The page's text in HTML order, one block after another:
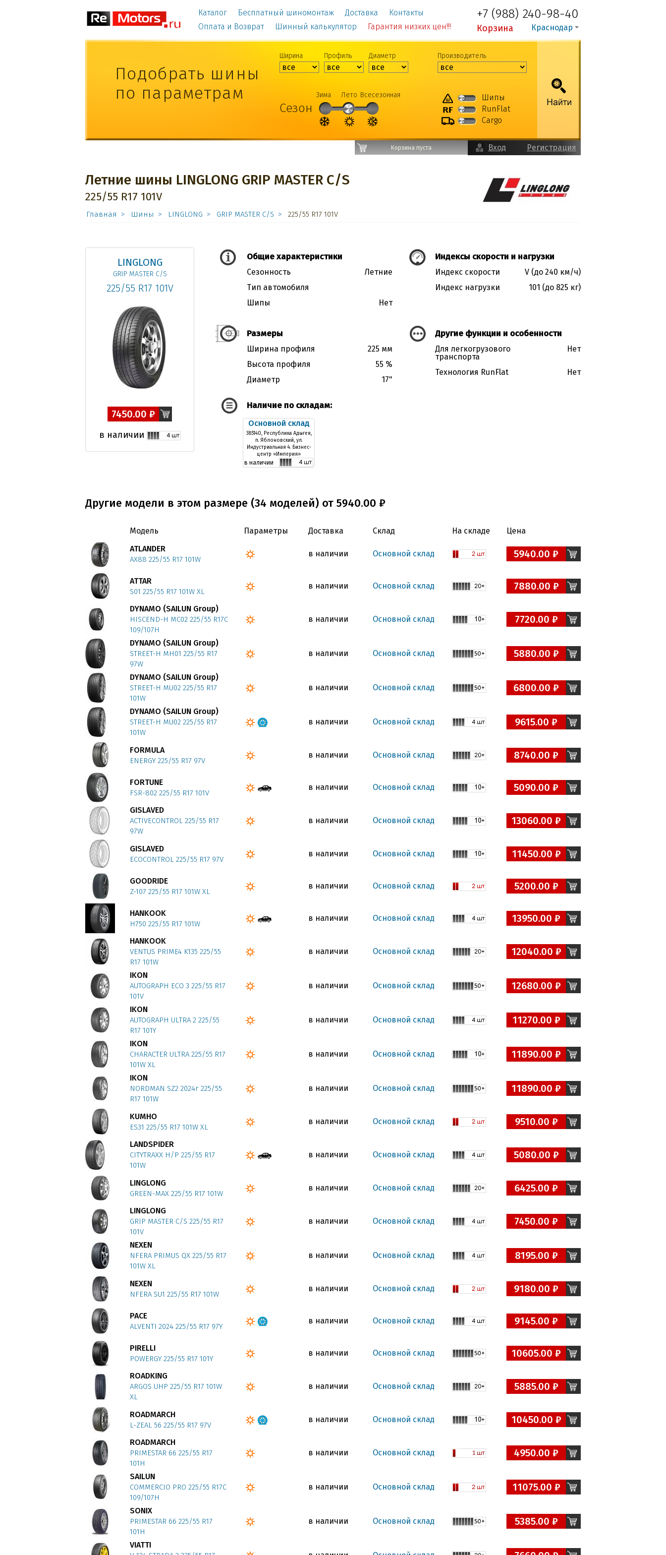
Каталог Бесплатный шиномонтаж Доставка
Контакты
Оплата и Возврат
Шинный калькулятор Гарантия низких цен!!!
+7 (988) 240-98-40
Корзина Краснодар
Подобрать шины
по параметрам
Ширина Профиль Диаметр Производитель
Сезон
Зима Лето Всесезонная
Шипы
RunFlat
Cargo
Вход Регистрация
Корзина пуста
Летние шины LINGLONG GRIP MASTER C/S
225/55 R17 101V
Главная Шины LINGLONG GRIP MASTER C/S 225/55 R17 101V
LINGLONG
GRIP MASTER C/S
225/55 R17 101V
7450.00 ₽
в наличии
Общие характеристики
Сезонность
Летние
Тип автомобиля
Шипы
Нет
Индексы скорости и нагрузки
Индекс скорости
V (до 240 км/ч)
Индекс нагрузки
101 (до 825 кг)
Размеры
Ширина профиля
225 мм
Высота профиля
55 %
Диаметр
17"
Другие функции и особенности
Для легкогрузового
транспорта
Нет
Технология RunFlat Нет
Наличие по складам:
Основной склад
385140, Республика Адыгея,
п. Яблоновский, ул.
Индустриальная 4. Бизнес-
центр «Империя»
в наличии
Другие модели в этом размере (34 моделей) от 5940.00 ₽
Модель Параметры Доставка Склад На складе
Цена
ATLANDER
AX88 225/55 R17 101W
в наличии Основной склад 5940.00 ₽
ATTAR
S01 225/55 R17 101W XL
в наличии Основной склад 7880.00 ₽
DYNAMO (SAILUN Group)
HISCEND-H MC02 225/55 R17C
109/107H
в наличии Основной склад 7720.00 ₽
DYNAMO (SAILUN Group)
STREET-H MH01 225/55 R17
97W
в наличии Основной склад 5880.00 ₽
DYNAMO (SAILUN Group)
STREET-H MU02 225/55 R17
101W
в наличии Основной склад 6800.00 ₽
DYNAMO (SAILUN Group)
STREET-H MU02 225/55 R17
101W
в наличии Основной склад 9615.00 ₽
FORMULA
ENERGY 225/55 R17 97V
в наличии Основной склад 8740.00 ₽
FORTUNE
FSR-802 225/55 R17 101V
в наличии Основной склад 5090.00 ₽
GISLAVED
ACTIVECONTROL 225/55 R17
97W
в наличии Основной склад 13060.00 ₽
GISLAVED
ECOCONTROL 225/55 R17 97V
в наличии Основной склад 11450.00 ₽
GOODRIDE
Z-107 225/55 R17 101W XL
в наличии Основной склад 5200.00 ₽
HANKOOK
H750 225/55 R17 101W
в наличии Основной склад 13950.00 ₽
HANKOOK
VENTUS PRIME4 K135 225/55
R17 101W
в наличии Основной склад 12040.00 ₽
IKON
AUTOGRAPH ECO 3 225/55 R17
101V
в наличии Основной склад 12680.00 ₽
IKON
AUTOGRAPH ULTRA 2 225/55
R17 101Y
в наличии Основной склад 11270.00 ₽
IKON
CHARACTER ULTRA 225/55 R17
101W XL
в наличии Основной склад 11890.00 ₽
IKON
NORDMAN SZ2 2024г 225/55
R17 101W
в наличии Основной склад 11890.00 ₽
KUMHO
ES31 225/55 R17 101W XL
в наличии Основной склад 9510.00 ₽
LANDSPIDER
CITYTRAXX H/P 225/55 R17
101W
в наличии Основной склад 5080.00 ₽
LINGLONG
GREEN-MAX 225/55 R17 101W
в наличии Основной склад 6425.00 ₽
LINGLONG
GRIP MASTER C/S 225/55 R17
101V
в наличии Основной склад 7450.00 ₽
NEXEN
NFERA PRIMUS QX 225/55 R17
101W XL
в наличии Основной склад 8195.00 ₽
NEXEN
NFERA SU1 225/55 R17 101W
в наличии Основной склад 9180.00 ₽
PACE
ALVENTI 2024 225/55 R17 97Y
в наличии Основной склад 9145.00 ₽
PIRELLI
POWERGY 225/55 R17 101Y
в наличии Основной склад 10605.00 ₽
ROADKING
ARGOS UHP 225/55 R17 101W
XL
в наличии Основной склад 5885.00 ₽
ROADMARCH
L-ZEAL 56 225/55 R17 97V
в наличии Основной склад 10450.00 ₽
ROADMARCH
PRIMESTAR 66 225/55 R17
101H
в наличии Основной склад 4950.00 ₽
SAILUN
COMMERCIO PRO 225/55 R17C
109/107H
в наличии Основной склад 11075.00 ₽
SONIX
PRIMESTAR 66 225/55 R17
101H
в наличии Основной склад 5385.00 ₽
VIATTI